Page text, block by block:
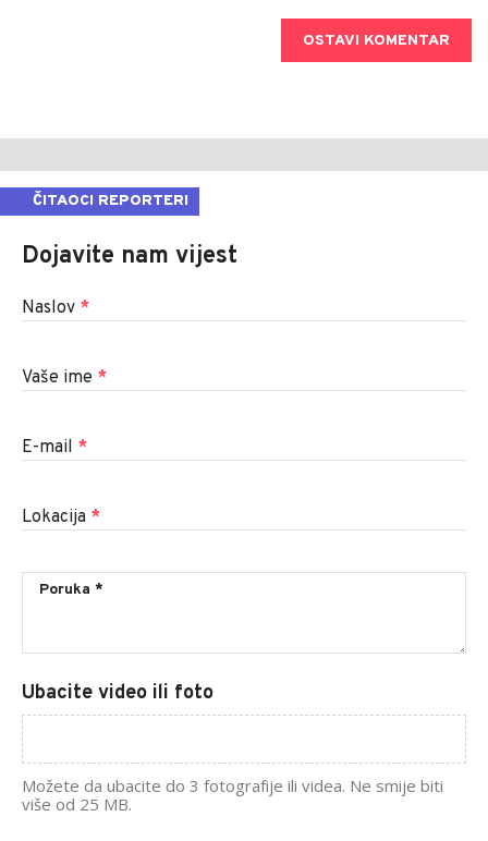
OSTAVI KOMENTAR
ČITAOCI REPORTERI
Dojavite nam vijest
Naslov *
Vaše ime *
E-mail *
Lokacija *
Ubacite video ili foto
Možete da ubacite do 3 fotografije ili videa. Ne smije biti
više od 25 MB.